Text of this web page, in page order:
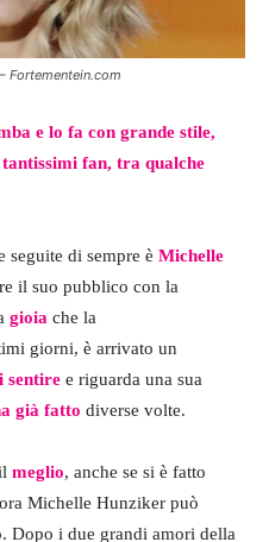
Fortementein.com
e lo fa con grande stile,
fan, tra qualche
seguite di sempre è Michelle
il suo pubblico con la
gioia che la
giorni, è arrivato un
sentire e riguarda una sua
già fatto diverse volte.
meglio, anche se si è fatto
Michelle Hunziker può
Dopo i due grandi amori della